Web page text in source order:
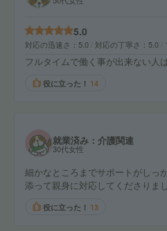
5.0
対応の迅速さ 5.0 対応の丁寧さ 5.0
フルタイムで働く事が出来ない人
役に立った！ 14
就業済み：介護関連
30代女性
細かなところまでサポートがしっ
添って親身に対応してくださりまし
役に立った！ 13